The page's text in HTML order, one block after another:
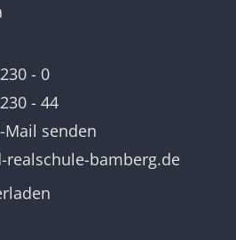
- 0
- 44
Mail senden
realschule-bamberg.de